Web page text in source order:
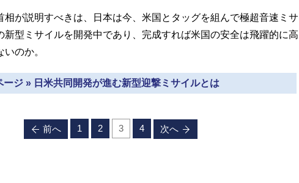
が説明すべきは、日本は今、米国とタッグを組んで極超音速ミサ
新型ミサイルを開発中であり、完成すれば米国の安全は飛躍的に高
のか。
ージ » 日米共同開発が進む新型迎撃ミサイルとは
前へ 1 2 3 4 次へ